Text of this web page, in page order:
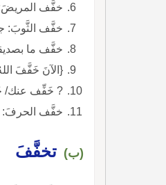
خفَّف
خفَّف الثَّوبَ:
خفَّف ما
{الآنَ خَفَّفَ
? خَفِّف عنك/
خفَّف الحرفَ:
(ب) تخفَّفَ